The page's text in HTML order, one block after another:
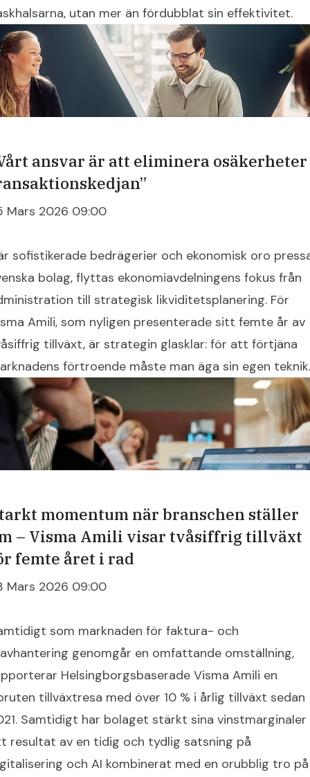
utan mer än fördubblat sin effektivitet.
ansvar är att eliminera
Mars 2026 09:00
sofistikerade bedrägerier och ekonomisk oro
bolag, flyttas ekonomiavdelningens fokus från
till strategisk likviditetsplanering. För
Amili, som nyligen presenterade sitt femte år av
tillväxt, är strategin glasklar: för att förtjäna
förtroende måste man äga sin egen teknik.
momentum när branschen ställer
– Visma Amili visar tvåsiffrig tillväxt
femte året i rad
Mars 2026 09:00
som marknaden för faktura- och
genomgår en omfattande omställning,
Helsingborgsbaserade Visma Amili en
tillväxtresa med över 10 % i årlig tillväxt sedan
Samtidigt har bolaget stärkt sina vinstmarginaler
resultat av en tidig och tydlig satsning på
och AI kombinerat med en orubblig tro på